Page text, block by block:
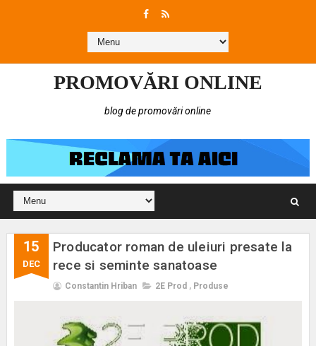
PROMOVĂRI ONLINE
blog de promovări online
15
DEC
Producator roman de uleiuri presate la
rece si seminte sanatoase
Constantin Hriban 2E Prod , Produse